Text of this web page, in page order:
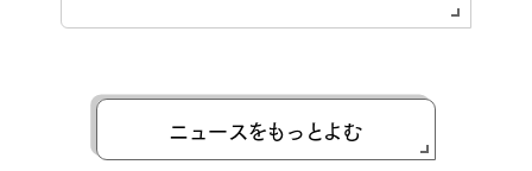
ニュースをもっとよむ